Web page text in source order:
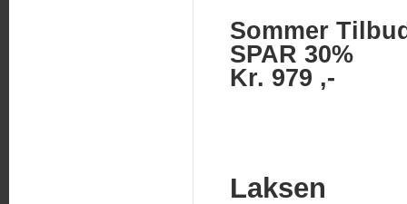
Sommer
SPAR 30%
Kr. 979 ,-
Laksen